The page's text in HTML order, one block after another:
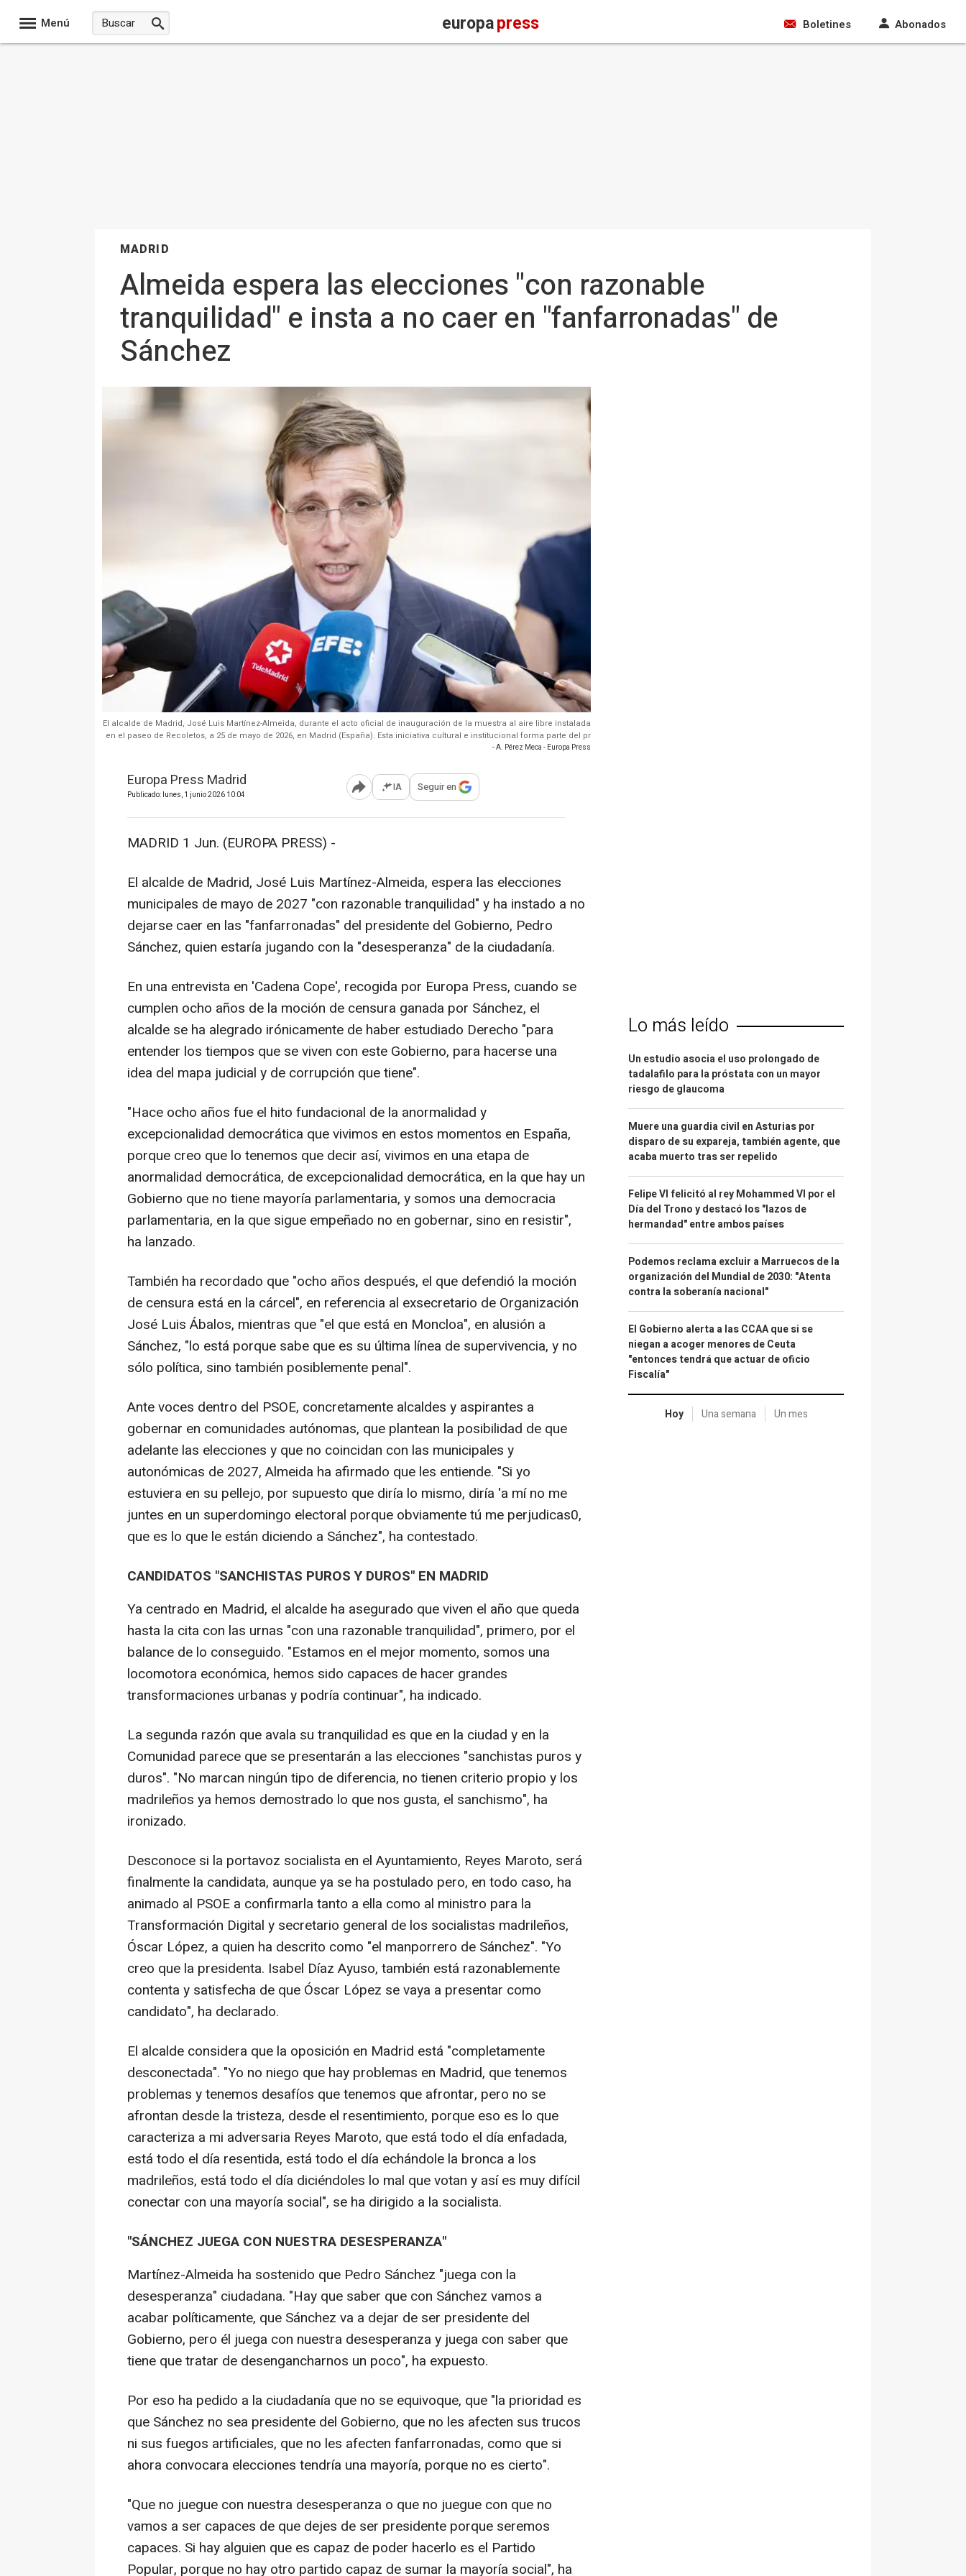
Menú europapress Boletines Abonados
MADRID
Almeida espera las elecciones "con razonable
tranquilidad" e insta a no caer en "fanfarronadas" de
Sánchez
El alcalde de Madrid, José Luis Martínez-Almeida, durante el acto oficial de inauguración de la muestra al aire libre instalada
en el paseo de Recoletos, a 25 de mayo de 2026, en Madrid (España). Esta iniciativa cultural e institucional forma parte del pr
- A. Pérez Meca - Europa Press
Europa Press Madrid
Publicado: lunes, 1 junio 2026 10:04 Abrir opciones para compartir
IA Seguir en
MADRID 1 Jun. (EUROPA PRESS) -
El alcalde de Madrid, José Luis Martínez-Almeida, espera las elecciones
municipales de mayo de 2027 "con razonable tranquilidad" y ha instado a no
dejarse caer en las "fanfarronadas" del presidente del Gobierno, Pedro
Sánchez, quien estaría jugando con la "desesperanza" de la ciudadanía.
En una entrevista en 'Cadena Cope', recogida por Europa Press, cuando se
cumplen ocho años de la moción de censura ganada por Sánchez, el
alcalde se ha alegrado irónicamente de haber estudiado Derecho "para
entender los tiempos que se viven con este Gobierno, para hacerse una
idea del mapa judicial y de corrupción que tiene".
"Hace ocho años fue el hito fundacional de la anormalidad y
excepcionalidad democrática que vivimos en estos momentos en España,
porque creo que lo tenemos que decir así, vivimos en una etapa de
anormalidad democrática, de excepcionalidad democrática, en la que hay un
Gobierno que no tiene mayoría parlamentaria, y somos una democracia
parlamentaria, en la que sigue empeñado no en gobernar, sino en resistir",
ha lanzado.
También ha recordado que "ocho años después, el que defendió la moción
de censura está en la cárcel", en referencia al exsecretario de Organización
José Luis Ábalos, mientras que "el que está en Moncloa", en alusión a
Sánchez, "lo está porque sabe que es su última línea de supervivencia, y no
sólo política, sino también posiblemente penal".
Ante voces dentro del PSOE, concretamente alcaldes y aspirantes a
gobernar en comunidades autónomas, que plantean la posibilidad de que
adelante las elecciones y que no coincidan con las municipales y
autonómicas de 2027, Almeida ha afirmado que les entiende. "Si yo
estuviera en su pellejo, por supuesto que diría lo mismo, diría 'a mí no me
juntes en un superdomingo electoral porque obviamente tú me perjudicas0,
que es lo que le están diciendo a Sánchez", ha contestado.
CANDIDATOS "SANCHISTAS PUROS Y DUROS" EN MADRID
Ya centrado en Madrid, el alcalde ha asegurado que viven el año que queda
hasta la cita con las urnas "con una razonable tranquilidad", primero, por el
balance de lo conseguido. "Estamos en el mejor momento, somos una
locomotora económica, hemos sido capaces de hacer grandes
transformaciones urbanas y podría continuar", ha indicado.
La segunda razón que avala su tranquilidad es que en la ciudad y en la
Comunidad parece que se presentarán a las elecciones "sanchistas puros y
duros". "No marcan ningún tipo de diferencia, no tienen criterio propio y los
madrileños ya hemos demostrado lo que nos gusta, el sanchismo", ha
ironizado.
Desconoce si la portavoz socialista en el Ayuntamiento, Reyes Maroto, será
finalmente la candidata, aunque ya se ha postulado pero, en todo caso, ha
animado al PSOE a confirmarla tanto a ella como al ministro para la
Transformación Digital y secretario general de los socialistas madrileños,
Óscar López, a quien ha descrito como "el manporrero de Sánchez". "Yo
creo que la presidenta. Isabel Díaz Ayuso, también está razonablemente
contenta y satisfecha de que Óscar López se vaya a presentar como
candidato", ha declarado.
El alcalde considera que la oposición en Madrid está "completamente
desconectada". "Yo no niego que hay problemas en Madrid, que tenemos
problemas y tenemos desafíos que tenemos que afrontar, pero no se
afrontan desde la tristeza, desde el resentimiento, porque eso es lo que
caracteriza a mi adversaria Reyes Maroto, que está todo el día enfadada,
está todo el día resentida, está todo el día echándole la bronca a los
madrileños, está todo el día diciéndoles lo mal que votan y así es muy difícil
conectar con una mayoría social", se ha dirigido a la socialista.
"SÁNCHEZ JUEGA CON NUESTRA DESESPERANZA"
Martínez-Almeida ha sostenido que Pedro Sánchez "juega con la
desesperanza" ciudadana. "Hay que saber que con Sánchez vamos a
acabar políticamente, que Sánchez va a dejar de ser presidente del
Gobierno, pero él juega con nuestra desesperanza y juega con saber que
tiene que tratar de desengancharnos un poco", ha expuesto.
Por eso ha pedido a la ciudadanía que no se equivoque, que "la prioridad es
que Sánchez no sea presidente del Gobierno, que no les afecten sus trucos
ni sus fuegos artificiales, que no les afecten fanfarronadas, como que si
ahora convocara elecciones tendría una mayoría, porque no es cierto".
"Que no juegue con nuestra desesperanza o que no juegue con que no
vamos a ser capaces de que dejes de ser presidente porque seremos
capaces. Si hay alguien que es capaz de poder hacerlo es el Partido
Popular, porque no hay otro partido capaz de sumar la mayoría social", ha
Lo más leído
Un estudio asocia el uso prolongado de
tadalafilo para la próstata con un mayor
riesgo de glaucoma
Muere una guardia civil en Asturias por
disparo de su expareja, también agente, que
acaba muerto tras ser repelido
Felipe VI felicitó al rey Mohammed VI por el
Día del Trono y destacó los "lazos de
hermandad" entre ambos países
Podemos reclama excluir a Marruecos de la
organización del Mundial de 2030: "Atenta
contra la soberanía nacional"
El Gobierno alerta a las CCAA que si se
niegan a acoger menores de Ceuta
"entonces tendrá que actuar de oficio
Fiscalía"
Hoy Una semana Un mes